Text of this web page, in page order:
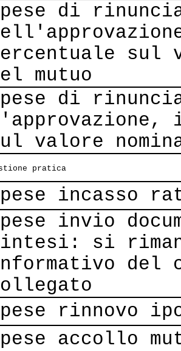
di
sul
mutuo
di
valore
pratica
incasso
invio
si
del
rinnovo
accollo